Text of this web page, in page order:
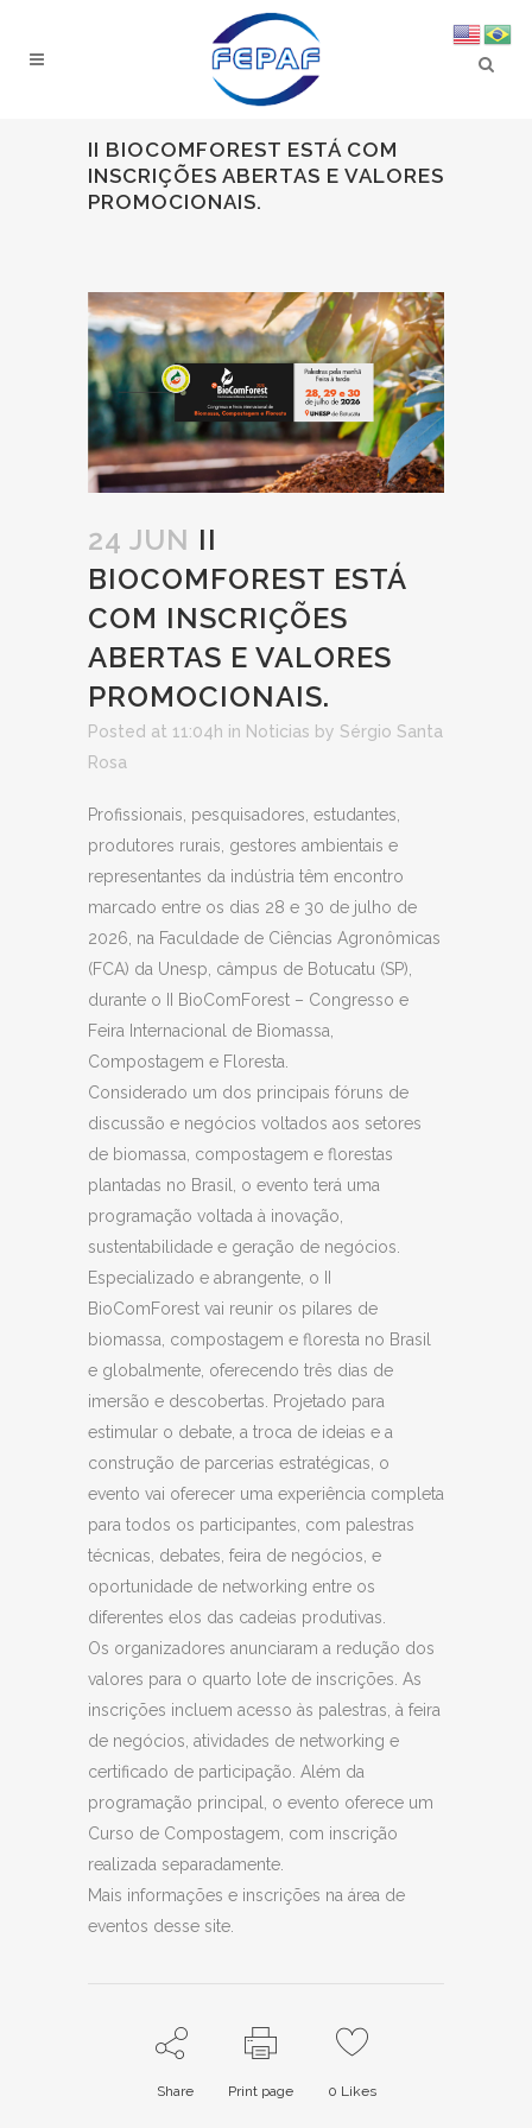
II BIOCOMFOREST ESTÁ COM
INSCRIÇÕES ABERTAS E VALORES
PROMOCIONAIS.
24 JUN II
BIOCOMFOREST ESTÁ
COM INSCRIÇÕES
ABERTAS E VALORES
PROMOCIONAIS.
Posted at 11:04h in Noticias by Sérgio Santa
Rosa
Profissionais, pesquisadores, estudantes,
produtores rurais, gestores ambientais e
representantes da indústria têm encontro
marcado entre os dias 28 e 30 de julho de
2026, na Faculdade de Ciências Agronômicas
(FCA) da Unesp, câmpus de Botucatu (SP),
durante o II BioComForest – Congresso e
Feira Internacional de Biomassa,
Compostagem e Floresta.
Considerado um dos principais fóruns de
discussão e negócios voltados aos setores
de biomassa, compostagem e florestas
plantadas no Brasil, o evento terá uma
programação voltada à inovação,
sustentabilidade e geração de negócios.
Especializado e abrangente, o II
BioComForest vai reunir os pilares de
biomassa, compostagem e floresta no Brasil
e globalmente, oferecendo três dias de
imersão e descobertas. Projetado para
estimular o debate, a troca de ideias e a
construção de parcerias estratégicas, o
evento vai oferecer uma experiência completa
para todos os participantes, com palestras
técnicas, debates, feira de negócios, e
oportunidade de networking entre os
diferentes elos das cadeias produtivas.
Os organizadores anunciaram a redução dos
valores para o quarto lote de inscrições. As
inscrições incluem acesso às palestras, à feira
de negócios, atividades de networking e
certificado de participação. Além da
programação principal, o evento oferece um
Curso de Compostagem, com inscrição
realizada separadamente.
Mais informações e inscrições na área de
eventos desse site.
Share Print page 0 Likes